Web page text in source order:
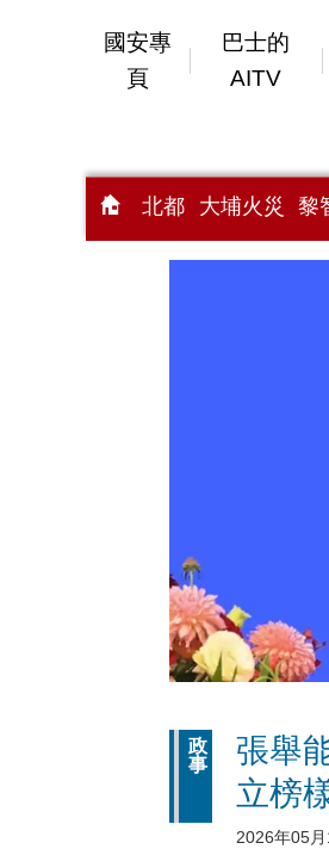
國安專
頁
巴士的
AITV
北都 大埔火災 黎
政
事
張舉
立榜
2026年05